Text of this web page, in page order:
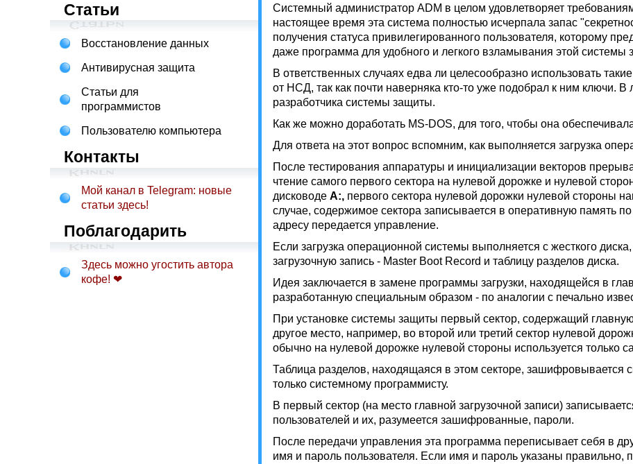
Статьи
Восстановление данных
Антивирусная защита
Статьи для
программистов
Пользователю компьютера
Контакты
Мой канал в Telegram: новые
статьи здесь!
Поблагодарить
Здесь можно угостить автора
кофе! ❤
Системный администратор ADM в целом удовлетворяет
настоящее время эта система полностью исчерпала запас
получения статуса привилегированного пользователя, которому
даже программа для удобного и легкого взламывания этой системы
В ответственных случаях едва ли целесообразно использовать
от НСД, так как почти наверняка кто-то уже подобрал к ним ключи.
разработчика системы защиты.
Как же можно доработать MS-DOS, для того, чтобы она
Для ответа на этот вопрос вспомним, как выполняется загрузка
После тестирования аппаратуры и инициализации векторов
чтение самого первого сектора на нулевой дорожке и нулевой
дисководе А:, первого сектора нулевой дорожки нулевой стороны
случае, содержимое сектора записывается в оперативную память
адресу передается управление.
Если загрузка операционной системы выполняется с жесткого
загрузочную запись - Master Boot Record и таблицу разделов диска.
Идея заключается в замене программы загрузки, находящейся в
разработанную специальным образом - по аналогии с печально
При установке системы защиты первый сектор, содержащий
другое место, например, во второй или третий сектор нулевой
обычно на нулевой дорожке нулевой стороны используется только
Таблица разделов, находящаяся в этом секторе,
только системному программисту.
В первый сектор (на место главной загрузочной записи)
пользователей и их, разумеется зашифрованные, пароли.
После передачи управления эта программа переписывает себя в
имя и пароль пользователя. Если имя и пароль указаны правильно,